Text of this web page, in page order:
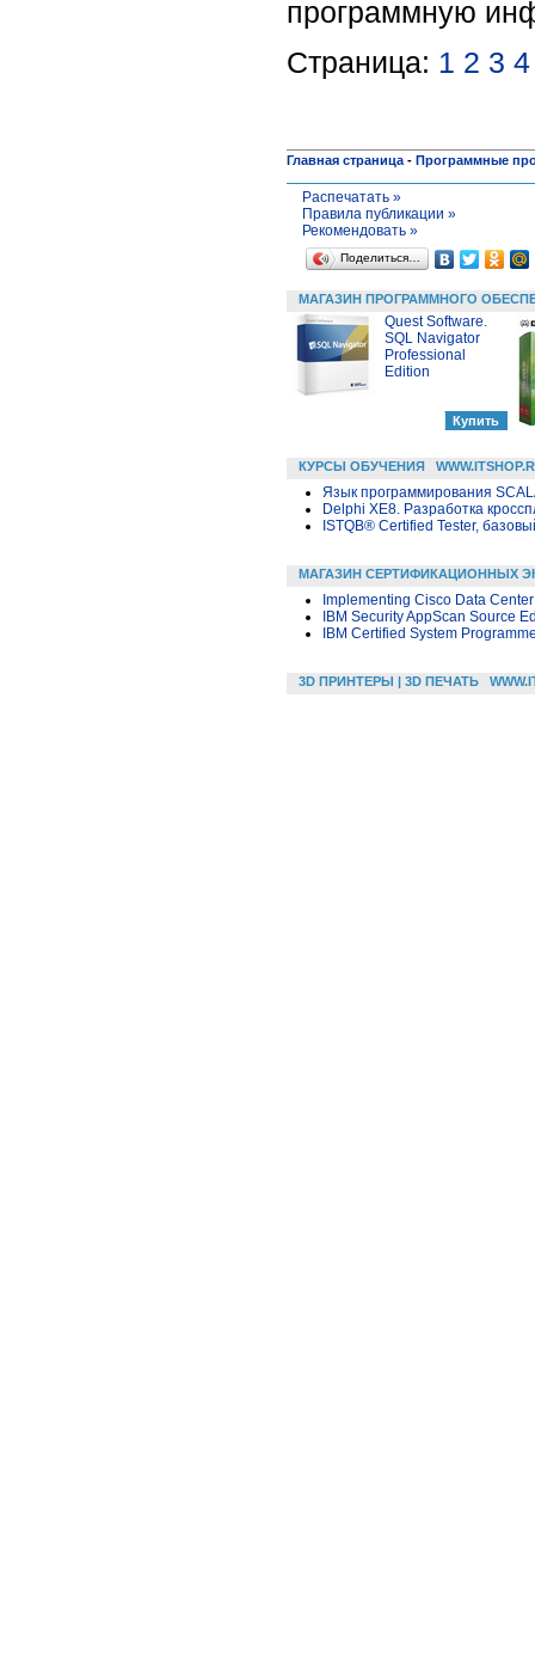
программную
Страница: 1 2 3 4
Главная страница - Программные
Распечатать »
Правила публикации »
Рекомендовать »
Поделиться…
МАГАЗИН ПРОГРАММНОГО
Quest Software.
SQL Navigator
Professional
Edition
КУРСЫ ОБУЧЕНИЯ
Язык программирования
Delphi XE8. Разработка
ISTQB® Certified Tester,
МАГАЗИН СЕРТИФИКАЦИОННЫХ
Implementing Cisco Data
IBM Security AppScan Source
IBM Certified System
3D ПРИНТЕРЫ | 3D ПЕЧАТЬ